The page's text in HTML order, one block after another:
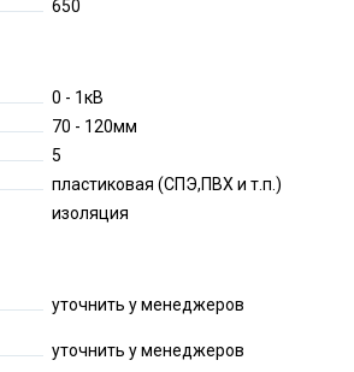
650
0 - 1кВ
70 - 120мм
5
пластиковая (СПЭ,ПВХ и т.п.)
изоляция
уточнить у менеджеров
уточнить у менеджеров